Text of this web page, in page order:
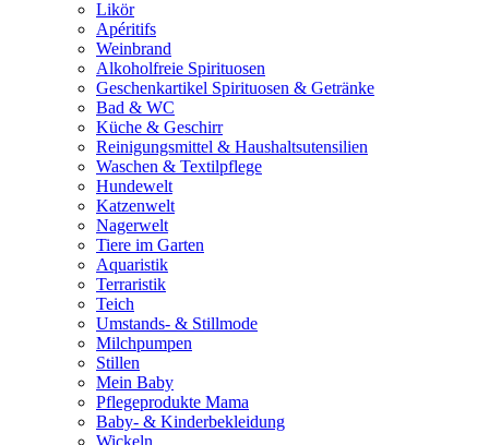
Likör
Apéritifs
Weinbrand
Alkoholfreie Spirituosen
Geschenkartikel Spirituosen & Getränke
Bad & WC
Küche & Geschirr
Reinigungsmittel & Haushaltsutensilien
Waschen & Textilpflege
Hundewelt
Katzenwelt
Nagerwelt
Tiere im Garten
Aquaristik
Terraristik
Teich
Umstands- & Stillmode
Milchpumpen
Stillen
Mein Baby
Pflegeprodukte Mama
Baby- & Kinderbekleidung
Wickeln